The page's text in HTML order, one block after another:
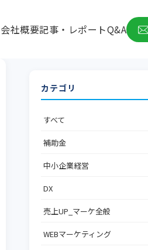
会社概要記事・レポートQ&A
カテゴリ
すべて
補助金
中小企業経営
DX
売上UP_マーケ全般
WEBマーケティング